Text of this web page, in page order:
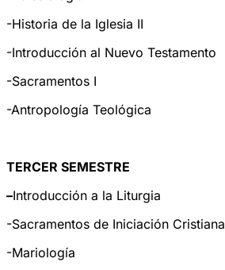
-Historia de la Iglesia II
-Introducción al Nuevo Testamento
-Sacramentos I
-Antropología Teológica
TERCER SEMESTRE
–Introducción a la Liturgia
-Sacramentos de Iniciación Cristiana
-Mariología